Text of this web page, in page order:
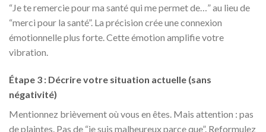
“Je te remercie pour ma santé qui me permet de…” au lieu de
“merci pour la santé”. La précision crée une connexion
émotionnelle plus forte. Cette émotion amplifie votre
vibration.
Étape 3 : Décrire votre situation actuelle (sans
négativité)
Mentionnez brièvement où vous en êtes. Mais attention : pas
de plaintes. Pas de “je suis malheureux parce que”. Reformulez